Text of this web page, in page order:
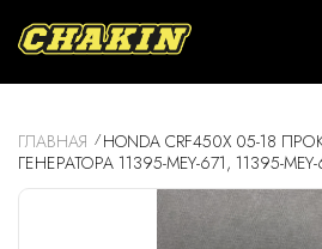
ГЛАВНАЯ
HONDA CRF450X 05-18
ГЕНЕРАТОРА 11395-MEY-671, 11395-